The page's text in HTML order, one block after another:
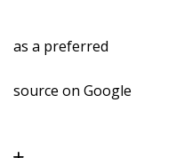
as a preferred
source on Google